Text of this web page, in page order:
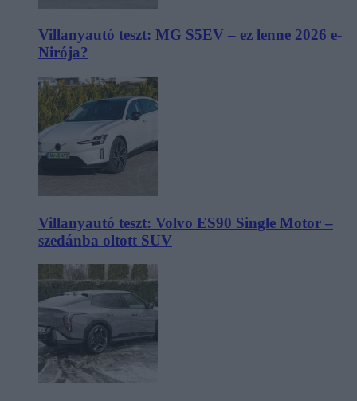
Villanyautó teszt: MG S5EV – ez lenne 2026 e-
Nirója?
Villanyautó teszt: Volvo ES90 Single Motor –
szedánba oltott SUV